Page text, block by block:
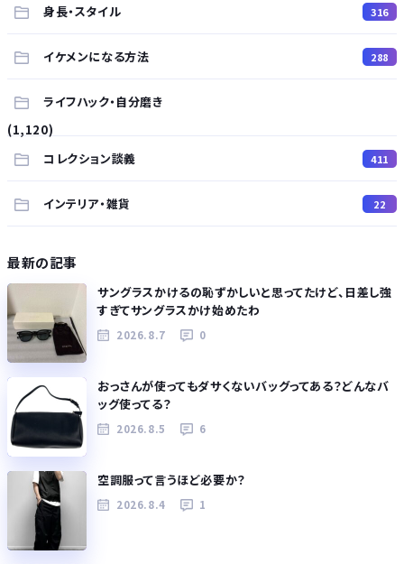
身長・スタイル 316
イケメンになる方法 288
ライフハック・自分磨き
(1,120)
コレクション談義
411
インテリア・雑貨 22
最新の記事
サングラスかけるの恥ずかしいと思ってたけど、日差し強
すぎてサングラスかけ始めたわ
2026.8.7 0
おっさんが使ってもダサくないバッグってある？どんなバ
ッグ使ってる？
2026.8.5 6
空調服って言うほど必要か？
2026.8.4 1